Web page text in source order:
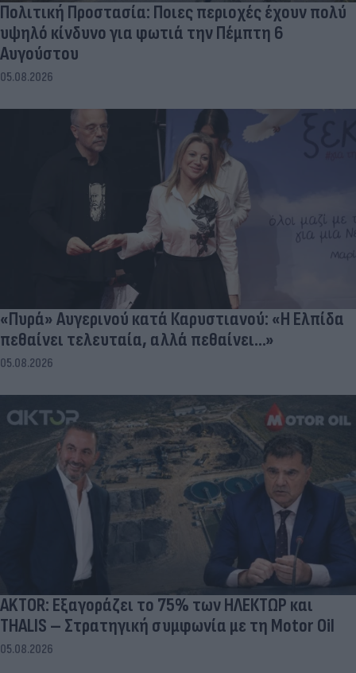
Πολιτική Προστασία: Ποιες περιοχές έχουν πολύ
υψηλό κίνδυνο για φωτιά την Πέμπτη 6
Αυγούστου
05.08.2026
«Πυρά» Αυγερινού κατά Καρυστιανού: «Η Ελπίδα
πεθαίνει τελευταία, αλλά πεθαίνει...»
05.08.2026
AKTOR: Εξαγοράζει το 75% των ΗΛΕΚΤΩΡ και
THALIS – Στρατηγική συμφωνία με τη Motor Oil
05.08.2026